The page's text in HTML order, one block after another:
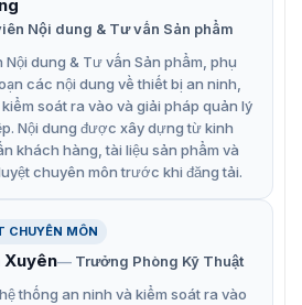
nói và nhấp nháy, chống cắt
cơ học.
trì hoãn đóng, tự động khóa,
hoặc hai chiều.
tay khi mất điện.
đi cho người sử dụng.
lượng cao đảm bảo độ bền lâu
Nội dung & Tư vấn Sản phẩm
Nội dung & Tư vấn Sản phẩm, phụ
các nội dung về thiết bị an ninh,
soát ra vào và giải pháp quản lý
Nội dung được xây dựng từ kinh
khách hàng, tài liệu sản phẩm và
chuyên môn trước khi đăng tải.
CHUYÊN MÔN
Xuyên
Trưởng Phòng Kỹ Thuật
thống an ninh và kiểm soát ra vào